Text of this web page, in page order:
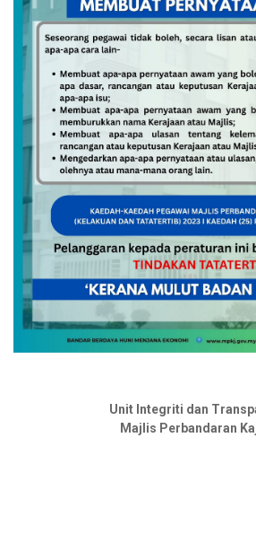
Unit Integriti dan
Majlis Perbandaran